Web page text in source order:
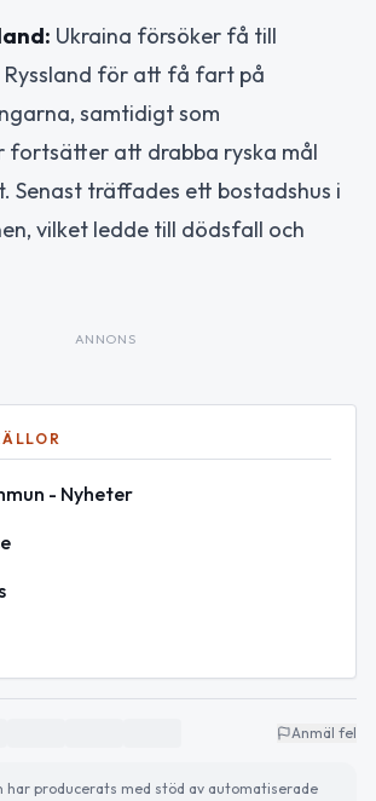
Ukraina försöker få till
för att få fart på
samtidigt som
fortsätter att drabba ryska mål
Senast träffades ett bostadshus i
vilket ledde till dödsfall och
ANNONS
- Nyheter
Anmäl fel
har producerats med stöd av automatiserade